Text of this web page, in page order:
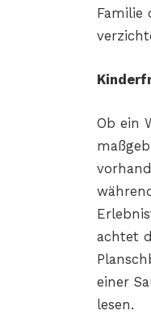
Familie
Ob ein
achtet
einer
lesen.